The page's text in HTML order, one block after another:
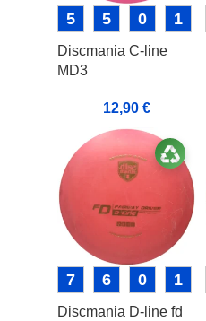
5 5 0 1
Discmania C-line
MD3
12,90 €
7 6 0 1
Discmania D-line fd